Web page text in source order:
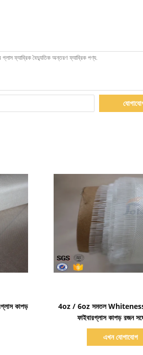
কাপড়
4oz / 6oz সমতল
ফাইবারগ্লাস কাপড় রজন
এখন যোগাযোগ